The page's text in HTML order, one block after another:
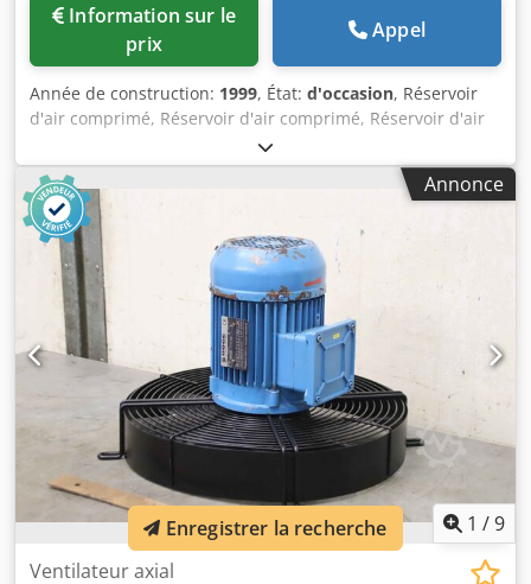
prix
Appel
Année de construction: 1999, État: d'occasion, Réservoir
d'air comprimé, Réservoir d'air comprimé, Réservoir d'air
comprimé, Réservoir de compresseur, Réservoir de
pression pour compresseur à vis, Compresseur, Groupe
d'air comprimé, Compresseur d'air stationnaire, Bloc de
vis, Compresseur, Étage de compresseur -Fabricant : Boge,
Accumulateur de pression avec bloc filtrant du
compresseur type SL 270 -Accumulateur de pression : Type
306022 V 230 L -Pression finale : max. 15 bar -cercle de
trous : Ø 240 x 22 mm Crodpfx Aqepm Thzeqof -unités de
filtration : voir photos composants individuels -Dimensions
: 1600/980/H1270 mm -Poids : 289 kg
Annonce
1 /9
Ventilateur axial
Enregistrer la recherche